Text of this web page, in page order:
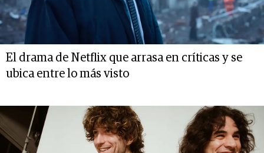
El drama de Netflix que arrasa en críticas y se
ubica entre lo más visto